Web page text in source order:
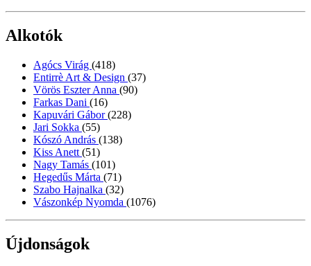
Alkotók
Agócs Virág (418)
Entirrè Art & Design (37)
Vörös Eszter Anna (90)
Farkas Dani (16)
Kapuvári Gábor(228)
Jari Sokka (55)
Kószó András (138)
Kiss Anett (51)
Nagy Tamás (101)
Hegedűs Márta (71)
Szabo Hajnalka (32)
Vászonkép Nyomda (1076)
Újdonságok